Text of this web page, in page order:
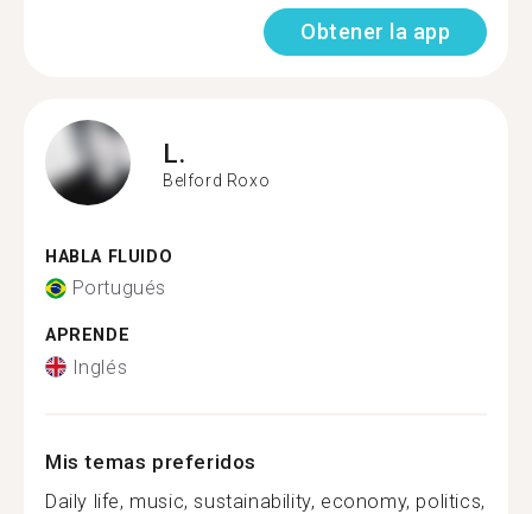
Obtener la app
L.
Belford Roxo
HABLA FLUIDO
Portugués
APRENDE
Inglés
Mis temas preferidos
Daily life, music, sustainability, economy, politics,